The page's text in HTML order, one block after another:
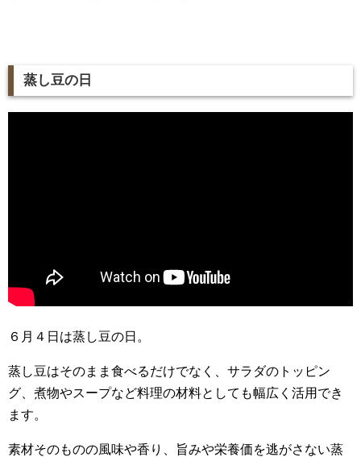
蒸し豆の日
６月４日は蒸し豆の日。
蒸し豆はそのまま食べるだけでなく、サラダのトッピン
グ、煮物やスープなど料理の材料としても幅広く活用でき
ます。
素材そのものの風味や香り、旨みや栄養価を逃がさない蒸